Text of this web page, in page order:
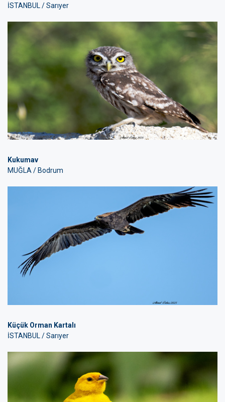
İSTANBUL / Sarıyer
Kukumav
MUĞLA / Bodrum
Küçük Orman Kartalı
İSTANBUL / Sarıyer